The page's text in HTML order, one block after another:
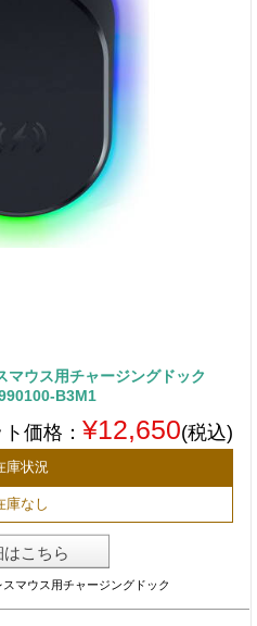
ウス用チャージングドック
B3M1
価格： ¥12,650(税込)
庫状況
庫なし
はこちら
マウス用チャージングドック